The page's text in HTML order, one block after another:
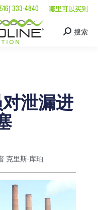
333-4840 哪里可以买到
搜索
泄漏进
克里斯-库珀